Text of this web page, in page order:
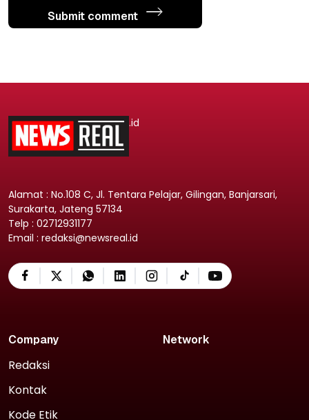
Submit comment
.id
Alamat : No.108 C, Jl. Tentara Pelajar, Gilingan, Banjarsari,
Surakarta, Jateng 57134
Telp : 02712931177
Email : redaksi@newsreal.id
Company
Redaksi
Kontak
Kode Etik
Network